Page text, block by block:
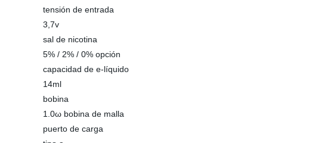
tensión de entrada
3,7v
sal de nicotina
5% / 2% / 0% opción
capacidad de e-líquido
14ml
bobina
1.0ω bobina de malla
puerto de carga